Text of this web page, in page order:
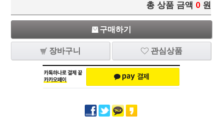
총 상품 금액 0 원
구매하기
장바구니 관심상품